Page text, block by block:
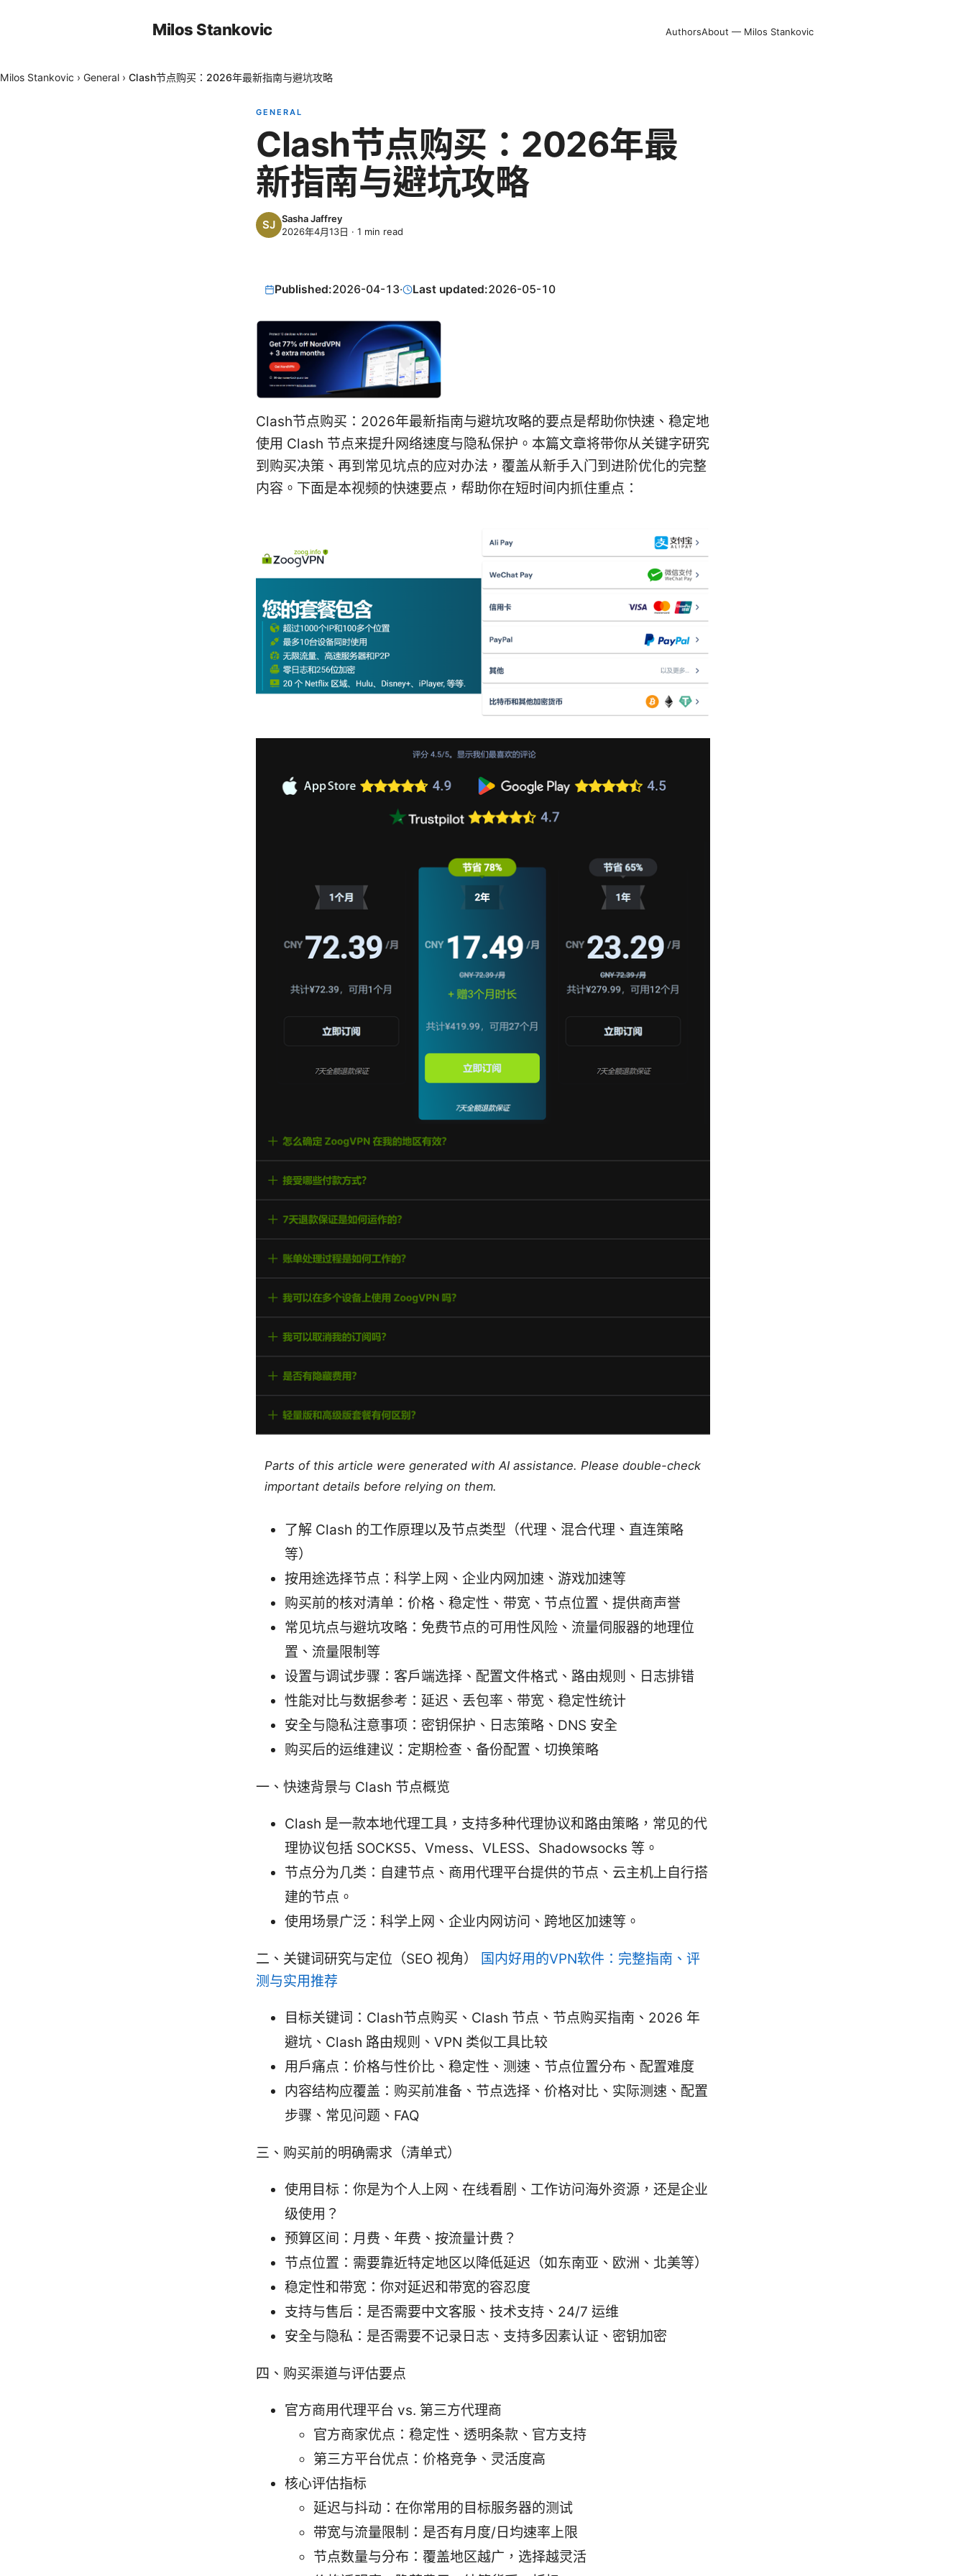
Milos Stankovic AuthorsAbout — Milos Stankovic
Milos Stankovic › General › Clash节点购买：2026年最新指南与避坑攻略
GENERAL
Clash节点购买：2026年最
新指南与避坑攻略
Sasha Jaffrey
2026年4月13日 · 1 min read
Published:2026-04-13· Last updated:2026-05-10
Clash节点购买：2026年最新指南与避坑攻略的要点是帮助你快速、稳定地
使用 Clash 节点来提升网络速度与隐私保护。本篇文章将带你从关键字研究
到购买决策、再到常见坑点的应对办法，覆盖从新手入门到进阶优化的完整
内容。下面是本视频的快速要点，帮助你在短时间内抓住重点：
Parts of this article were generated with AI assistance. Please double-check
important details before relying on them.
了解 Clash 的工作原理以及节点类型（代理、混合代理、直连策略
等）
按用途选择节点：科学上网、企业内网加速、游戏加速等
购买前的核对清单：价格、稳定性、带宽、节点位置、提供商声誉
常见坑点与避坑攻略：免费节点的可用性风险、流量伺服器的地理位
置、流量限制等
设置与调试步骤：客户端选择、配置文件格式、路由规则、日志排错
性能对比与数据参考：延迟、丢包率、带宽、稳定性统计
安全与隐私注意事项：密钥保护、日志策略、DNS 安全
购买后的运维建议：定期检查、备份配置、切换策略
一、快速背景与 Clash 节点概览
Clash 是一款本地代理工具，支持多种代理协议和路由策略，常见的代
理协议包括 SOCKS5、Vmess、VLESS、Shadowsocks 等。
节点分为几类：自建节点、商用代理平台提供的节点、云主机上自行搭
建的节点。
使用场景广泛：科学上网、企业内网访问、跨地区加速等。
二、关键词研究与定位（SEO 视角）
国内好用的VPN软件：完整指南、评
测与实用推荐
目标关键词：Clash节点购买、Clash 节点、节点购买指南、2026 年
避坑、Clash 路由规则、VPN 类似工具比较
用户痛点：价格与性价比、稳定性、测速、节点位置分布、配置难度
内容结构应覆盖：购买前准备、节点选择、价格对比、实际测速、配置
步骤、常见问题、FAQ
三、购买前的明确需求（清单式）
使用目标：你是为个人上网、在线看剧、工作访问海外资源，还是企业
级使用？
预算区间：月费、年费、按流量计费？
节点位置：需要靠近特定地区以降低延迟（如东南亚、欧洲、北美等）
稳定性和带宽：你对延迟和带宽的容忍度
支持与售后：是否需要中文客服、技术支持、24/7 运维
安全与隐私：是否需要不记录日志、支持多因素认证、密钥加密
四、购买渠道与评估要点
官方商用代理平台 vs. 第三方代理商
官方商家优点：稳定性、透明条款、官方支持
第三方平台优点：价格竞争、灵活度高
核心评估指标
延迟与抖动：在你常用的目标服务器的测试
带宽与流量限制：是否有月度/日均速率上限
节点数量与分布：覆盖地区越广，选择越灵活